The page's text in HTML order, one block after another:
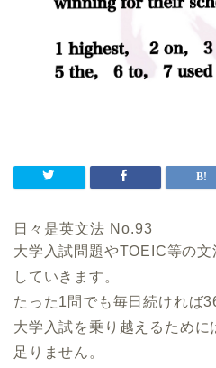
日々是英文法 No.93
大学入試問題やTOEIC等の
していきます。
たった1問でも毎日続ければ
大学入試を乗り越えるため
足りません。